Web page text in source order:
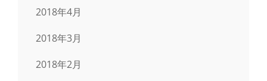
2018年4月
2018年3月
2018年2月